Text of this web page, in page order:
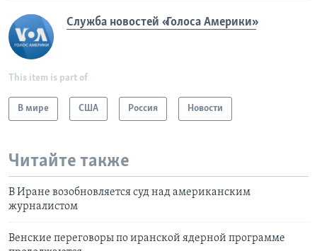
Служба новостей «Голоса Америки»
This item is part of
В мире США Россия Новости
Читайте также
В Иране возобновляется суд над американским
журналистом
Венские переговоры по иранской ядерной программе